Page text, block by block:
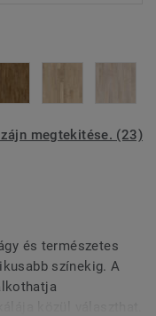
megtekitése. (23)
és természetes
színekig. A